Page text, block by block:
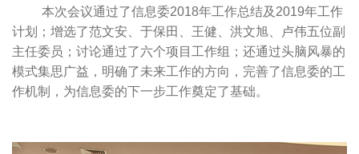
本次会议通过了信息委2018年工作总结及 2019年工作
计划；增选了范文安、于保田、王健、洪文旭、卢伟五位副
主任委员；讨论通过了六个项目工作组；还通过头脑风暴的
模式集思广益，明确了未来工作的方向，完善了信息委的工
作机制，为信息委的下一步工作奠定了基础。